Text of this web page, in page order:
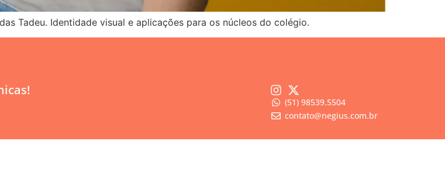
Tadeu. Identidade visual e aplicações para os núcleos do colégio.
(51) 98539.5504
contato@negius.com.br